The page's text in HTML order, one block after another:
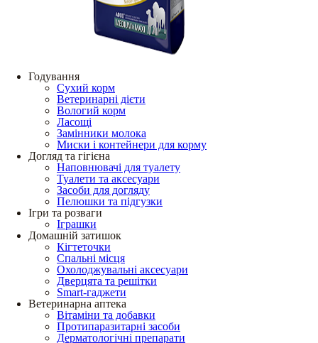
Годування
Сухий корм
Ветеринарні дієти
Вологий корм
Ласощі
Замінники молока
Миски і контейнери для корму
Догляд та гігієна
Наповнювачі для туалету
Туалети та аксесуари
Засоби для догляду
Пелюшки та підгузки
Ігри та розваги
Іграшки
Домашній затишок
Кігтеточки
Спальні місця
Охолоджувальні аксесуари
Дверцята та решітки
Smart-гаджети
Ветеринарна аптека
Вітаміни та добавки
Протипаразитарні засоби
Дерматологічні препарати